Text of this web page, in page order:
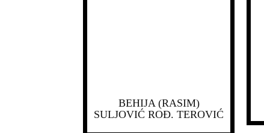
BEHIJA (RASIM)
SULJOVIĆ ROĐ. TEROVIĆ